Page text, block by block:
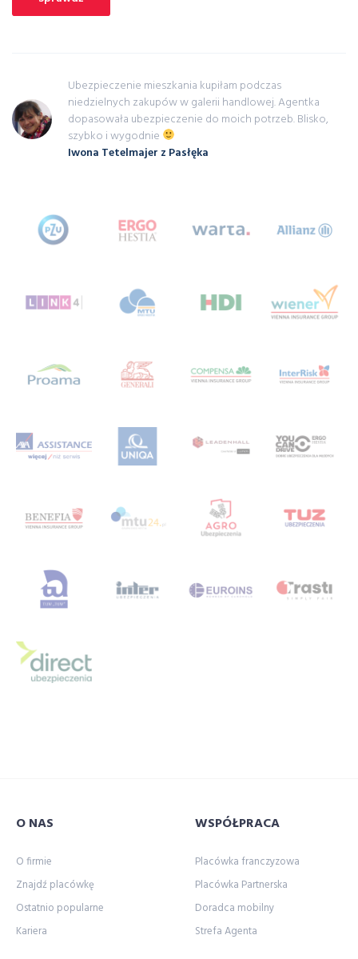
Ubezpieczenie mieszkania kupiłam podczas
niedzielnych zakupów w galerii handlowej. Agentka
dopasowała ubezpieczenie do moich potrzeb. Blisko,
szybko i wygodnie
Iwona Tetelmajer z Pasłęka
O NAS
O firmie
Znajdź placówkę
Ostatnio popularne
Kariera
WSPÓŁPRACA
Placówka franczyzowa
Placówka Partnerska
Doradca mobilny
Strefa Agenta